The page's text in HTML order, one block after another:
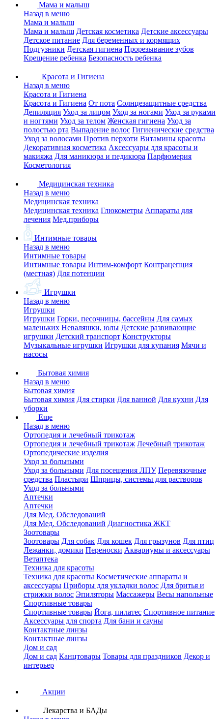
Мама и малыш
Назад в меню
Мама и малыш
Мама и малыш Детская косметика Детские аксессуары
Детское питание Для беременных и кормящих
Подгузники Детская гигиена Прорезывание зубов
Крещение ребенка Безопасность ребенка
Красота и Гигиена
Назад в меню
Красота и Гигиена
Красота и Гигиена От пота Солнцезащитные средства
Депиляция Уход за лицом Уход за ногами Уход за руками
и ногтями Уход за телом Женская гигиена Уход за
полостью рта Выпадение волос Гигиенические средства
Уход за волосами Против перхоти Витамины красоты
Декоративная косметика Аксессуары для красоты и
макияжа Для маникюра и педикюра Парфюмерия
Косметология
Медицинская техника
Назад в меню
Медицинская техника
Медицинская техника Глюкометры Аппараты для
лечения Мед.приборы
Интимные товары
Назад в меню
Интимные товары
Интимные товары Интим-комфорт Контрацепция
(местная) Для потенции
Игрушки
Назад в меню
Игрушки
Игрушки Горки, песочницы, бассейны Для самых
маленьких Неваляшки, юлы Детские развивающие
игрушки Детский транспорт Конструкторы
Музыкальные игрушки Игрушки для купания Мячи и
насосы
Бытовая химия
Назад в меню
Бытовая химия
Бытовая химия Для стирки Для ванной Для кухни Для
уборки
Еще
Назад в меню
Ортопедия и лечебный трикотаж
Ортопедия и лечебный трикотаж Лечебный трикотаж
Ортопедические изделия
Уход за больными
Уход за больными Для посещения ЛПУ Перевязочные
средства Пластыри Шприцы, системы для растворов
Уход за больными
Аптечки
Аптечки
Для Мед. Обследований
Для Мед. Обследований Диагностика ЖКТ
Зоотовары
Зоотовары Для собак Для кошек Для грызунов Для птиц
Лежанки, домики Переноски Аквариумы и аксессуары
Ветаптека
Техника для красоты
Техника для красоты Косметические аппараты и
аксессуары Приборы для укладки волос Для бритья и
стрижки волос Эпиляторы Массажеры Весы напольные
Спортивные товары
Спортивные товары Йога, пилатес Спортивное питание
Аксессуары для спорта Для бани и сауны
Контактные линзы
Контактные линзы
Дом и сад
Дом и сад Канцтовары Товары для праздников Декор и
интерьер
Акции
Лекарства и БАДы